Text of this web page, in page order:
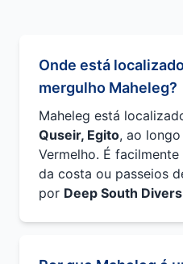
Onde está
mergulho Maheleg?
Maheleg está
Quseir, Egito, ao
Vermelho. É
da costa ou passeios
por Deep South Divers